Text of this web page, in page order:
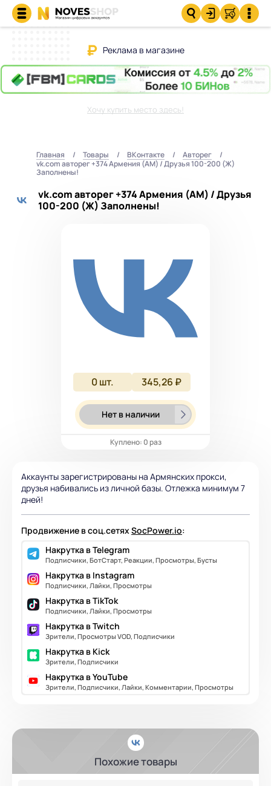
Реклама в магазине
Хочу купить место здесь!
Главная Товары ВКонтакте
Авторег
vk.com авторег +374 Армения (AM) / Друзья 100-200 (Ж)
Заполнены!
vk.com авторег +374 Армения (AM) / Друзья
100-200 (Ж) Заполнены!
0шт. 345,26 ₽
Нет в наличии
Куплено: 0 раз
Аккаунты зарегистрированы на Армянских прокси,
друзья набивались из личной базы. Отлежка минимум 7
дней!
Продвижение в соц.сетяхSocPower.io:
Накрутка в Telegram
Подписчики, БотСтарт, Реакции, Просмотры, Бусты
Накрутка в Instagram
Подписчики, Лайки, Просмотры
Накрутка в TikTok
Подписчики, Лайки, Просмотры
Накрутка в Twitch
Зрители, Просмотры VOD, Подписчики
Накрутка в Kick
Зрители, Подписчики
Накрутка в YouTube
Зрители, Подписчики, Лайки, Комментарии, Просмотры
Похожие товары